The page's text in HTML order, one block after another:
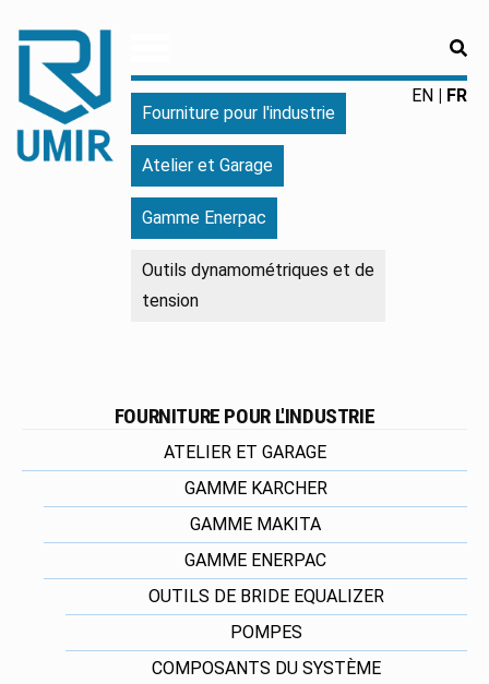
Fourniture
pour
l'industrie
Produits
chimiques
Fabricant
EN
FR
Fourniture pour l'industrie
Atelier et Garage
Gamme Enerpac
Outils dynamométriques et de
tension
FOURNITURE POUR L'INDUSTRIE
ATELIER ET GARAGE
GAMME KARCHER
GAMME MAKITA
GAMME ENERPAC
OUTILS DE BRIDE EQUALIZER
POMPES
COMPOSANTS DU SYSTÈME